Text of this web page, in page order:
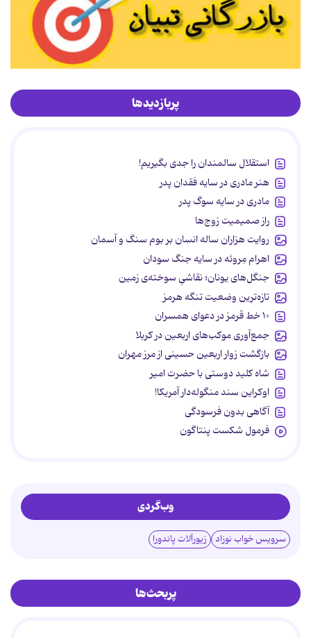
پربازدیدها
استقلال سالمندان را جدی بگیریم!
هنر مادری در سایه‌ فقدان پدر
مادری در سایه سوگ پدر
راز صمیمیت زوج‌ها
روایت هزاران ساله انسان بر بوم سنگ و آسمان
اهرام مِروئه در سایه جنگ سودان
جنگل‌های یونان؛ نقاشیِ سوخته‌ی زمین
تازه‌ترین وضعیت تنگه هرمز
۱۰ خط قرمز در دعوای همسران
جمع‌آوری موکب‌های اربعین در کربلا
بازگشت زوار اربعین حسینی از مرز مهران
شاه کلید دوستی با حضرت امیر
اوکراین سند منگوله‌دار آمریکا!
آگاهی بدون فرسودگی
فرمول شکست پنتاگون
وب‌گردی
سرویس خواب نوزاد زیورآلات پاندورا
پربحث‌ها